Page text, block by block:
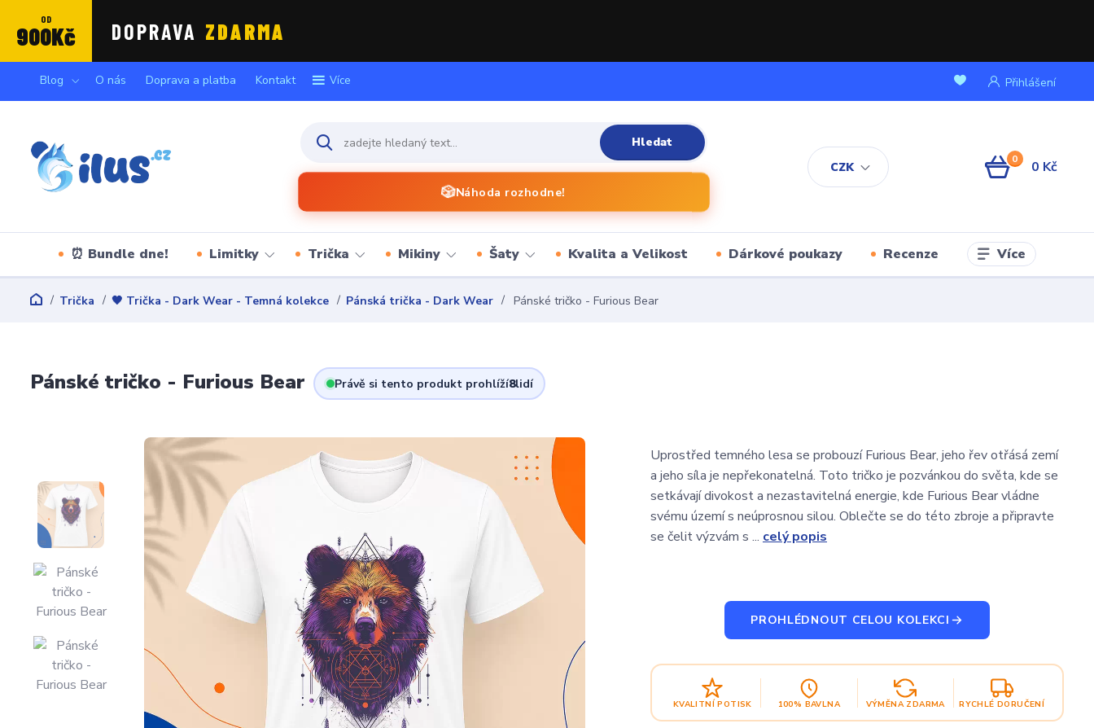
OD
900Kč DOPRAVA ZDARMA
Blog O nás Doprava a platba Kontakt Více
CZK
Přihlášení
Hledat
🎲Náhoda rozhodne!
0 0 Kč
⏰ Bundle dne! Limitky Trička Mikiny Šaty Kvalita a Velikost Dárkové poukazy Recenze Více
Trička 🖤 Trička - Dark Wear - Temná kolekce Pánská trička - Dark Wear Pánské tričko - Furious Bear
Pánské tričko - Furious Bear Právě si tento produkt prohlíží8lidí
Uprostřed temného lesa se probouzí Furious Bear, jeho řev otřásá zemí
a jeho síla je nepřekonatelná. Toto tričko je pozvánkou do světa, kde se
setkávají divokost a nezastavitelná energie, kde Furious Bear vládne
svému území s neúprosnou silou. Oblečte se do této zbroje a připravte
se čelit výzvám s ... celý popis
PROHLÉDNOUT CELOU KOLEKCI
KVALITNÍ POTISK 100% BAVLNA VÝMĚNA ZDARMA RYCHLÉ DORUČENÍ